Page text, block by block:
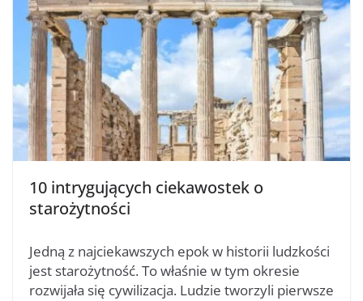
10 intrygujących ciekawostek o
starożytności
Jedną z najciekawszych epok w historii ludzkości
jest starożytność. To właśnie w tym okresie
rozwijała się cywilizacja. Ludzie tworzyli pierwsze